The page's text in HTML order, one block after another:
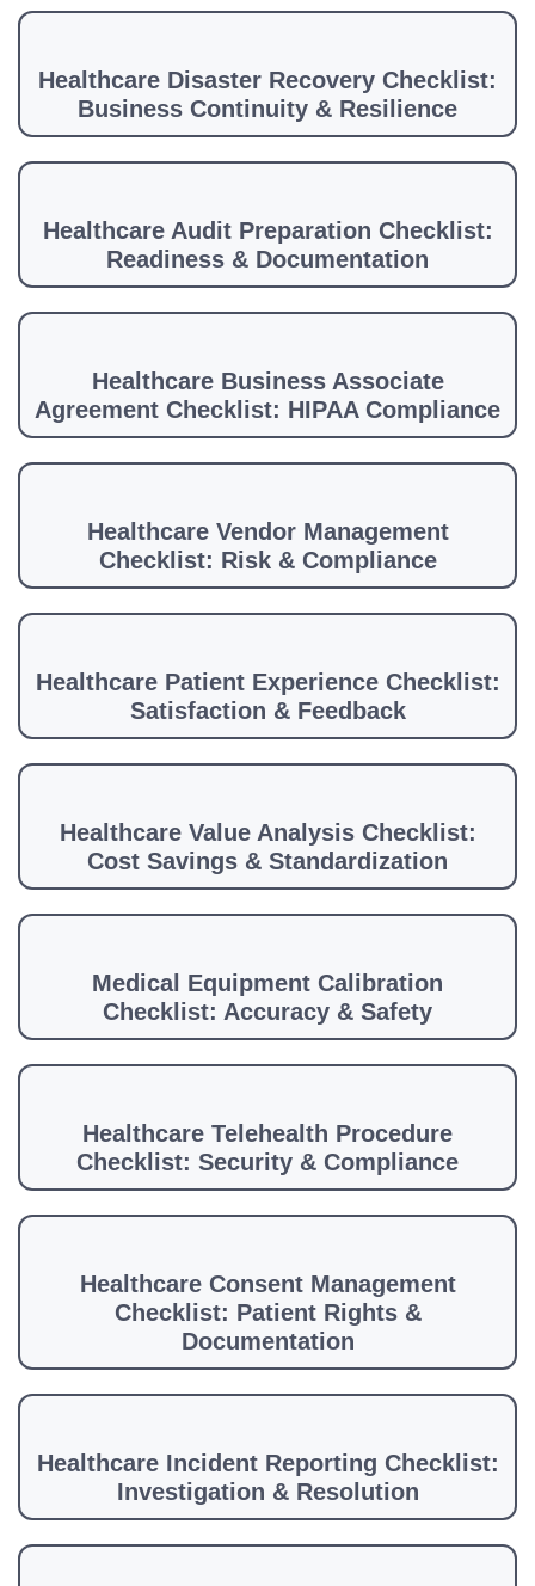
Healthcare Disaster Recovery Checklist:
Business Continuity & Resilience
Healthcare Audit Preparation Checklist:
Readiness & Documentation
Healthcare Business Associate
Agreement Checklist: HIPAA Compliance
Healthcare Vendor Management
Checklist: Risk & Compliance
Healthcare Patient Experience Checklist:
Satisfaction & Feedback
Healthcare Value Analysis Checklist:
Cost Savings & Standardization
Medical Equipment Calibration
Checklist: Accuracy & Safety
Healthcare Telehealth Procedure
Checklist: Security & Compliance
Healthcare Consent Management
Checklist: Patient Rights &
Documentation
Healthcare Incident Reporting Checklist:
Investigation & Resolution